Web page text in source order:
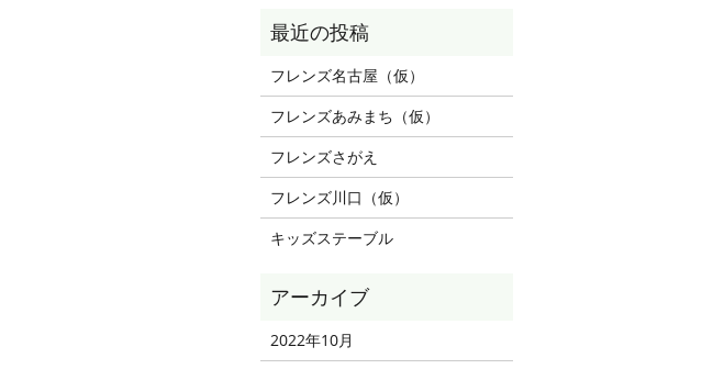
フレンズ名古屋（仮）
フレンズあみまち（仮）
フレンズさがえ
フレンズ川口（仮）
キッズステーブル
2022年10月